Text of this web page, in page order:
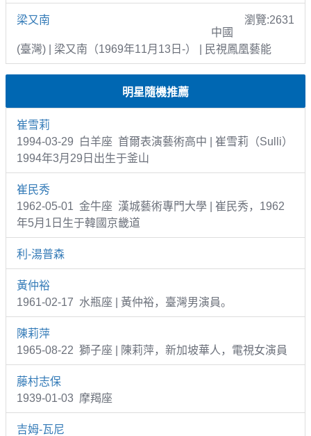
梁又南
瀏覽:2631
中國
(臺灣) | 梁又南（1969年11月13日-） | 民視鳳凰藝能
明星隨機推薦
崔雪莉
1994-03-29 白羊座 首爾表演藝術高中 | 崔雪莉（Sulli）
1994年3月29日出生于釜山
崔民秀
1962-05-01 金牛座 漢城藝術專門大學 | 崔民秀，1962
年5月1日生于韓國京畿道
利-湯普森
黃仲裕
1961-02-17 水瓶座 | 黃仲裕，臺灣男演員。
陳莉萍
1965-08-22 獅子座 | 陳莉萍，新加坡華人，電視女演員
藤村志保
1939-01-03 摩羯座
吉姆-瓦尼